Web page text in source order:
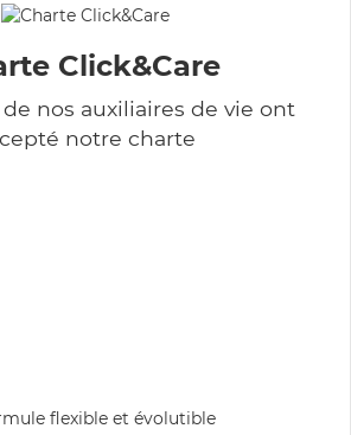
Click&Care
nos auxiliaires de vie ont
notre charte